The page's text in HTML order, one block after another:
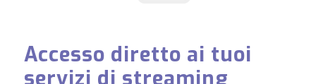
Accesso diretto ai tuoi
servizi di streaming